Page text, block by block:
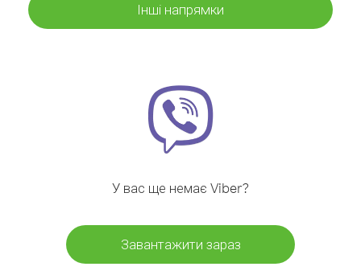
Інші напрямки
У вас ще немає Viber?
Завантажити зараз